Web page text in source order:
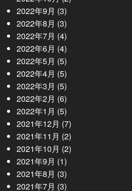
2022年9月 (3)
2022年8月 (3)
2022年7月 (4)
2022年6月 (4)
2022年5月 (5)
2022年4月 (5)
2022年3月 (5)
2022年2月 (6)
2022年1月 (5)
2021年12月 (7)
2021年11月 (2)
2021年10月 (2)
2021年9月 (1)
2021年8月 (3)
2021年7月 (3)